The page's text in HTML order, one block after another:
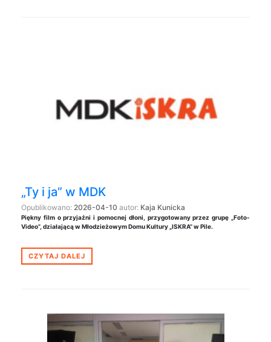
„Ty i ja” w MDK
Opublikowano: 2026-04-10 autor: Kaja Kunicka
Piękny film o przyjaźni i pomocnej dłoni, przygotowany przez grupę „Foto-
Video”, działającą w Młodzieżowym Domu Kultury „ISKRA” w Pile.
CZYTAJ DALEJ